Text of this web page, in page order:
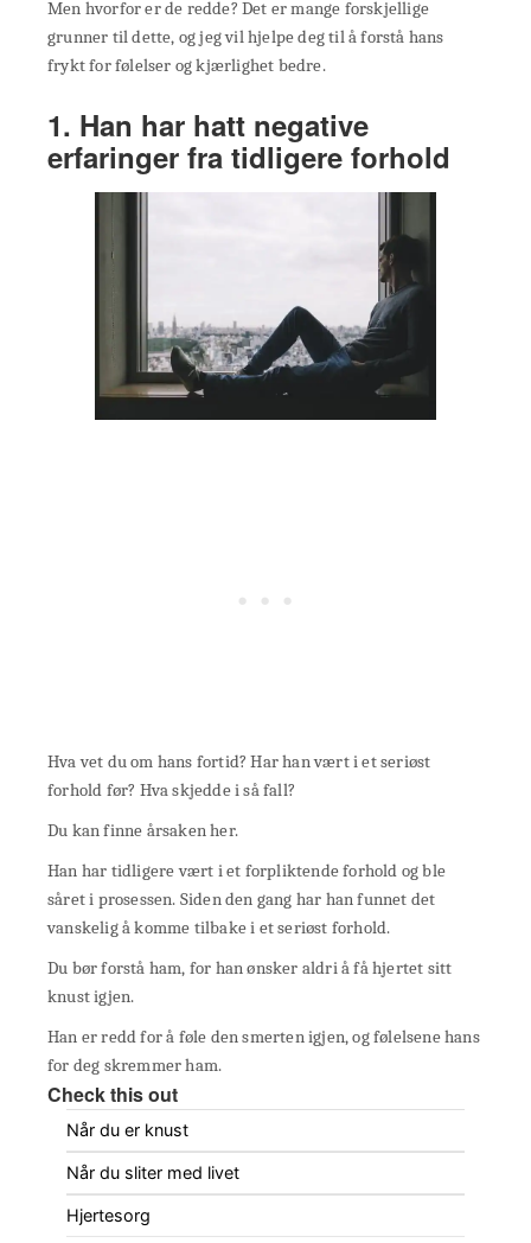
Men hvorfor er de redde? Det er mange forskjellige
grunner til dette, og jeg vil hjelpe deg til å forstå hans
frykt for følelser og kjærlighet bedre.
1. Han har hatt negative
erfaringer fra tidligere forhold
Hva vet du om hans fortid? Har han vært i et seriøst
forhold før? Hva skjedde i så fall?
Du kan finne årsaken her.
Han har tidligere vært i et forpliktende forhold og ble
såret i prosessen. Siden den gang har han funnet det
vanskelig å komme tilbake i et seriøst forhold.
Du bør forstå ham, for han ønsker aldri å få hjertet sitt
knust igjen.
Han er redd for å føle den smerten igjen, og følelsene hans
for deg skremmer ham.
Check this out
Når du er knust
Når du sliter med livet
Hjertesorg